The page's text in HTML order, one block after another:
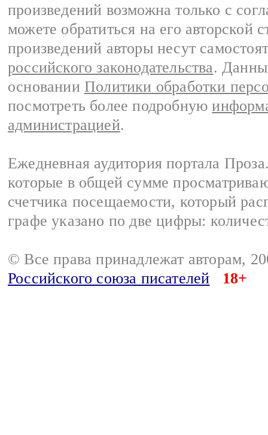
произведений возможна только с
можете обратиться на его авторской
произведений авторы несут
российского законодательства.
основании Политики обработки
посмотреть более подробную
администрацией.
Ежедневная аудитория портала
которые в общей сумме
счетчика посещаемости, который
графе указано по две цифры:
© Все права принадлежат авторам,
Российского союза писателей
18+